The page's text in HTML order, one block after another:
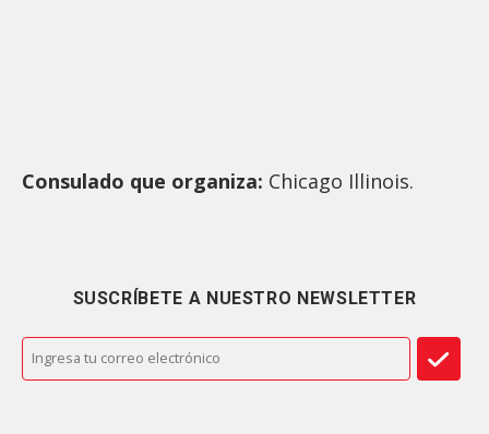
Consulado que organiza: Chicago Illinois.
SUSCRÍBETE A NUESTRO NEWSLETTER